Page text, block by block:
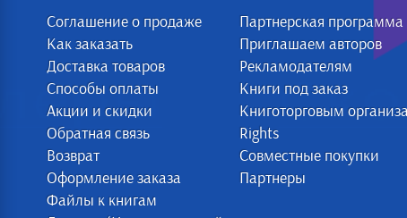
Соглашение о продаже
Как заказать
Доставка товаров
Способы оплаты
Акции и скидки
Обратная связь
Возврат
Оформление заказа
Файлы к книгам
Партнерская программа
Приглашаем авторов
Рекламодателям
Книги под заказ
Книготорговым
Rights
Совместные покупки
Партнеры